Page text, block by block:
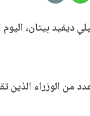
ديفيد بيتان،
من الوزراء الذين